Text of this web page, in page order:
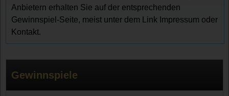
Anbietern erhalten Sie auf der entsprechenden
Gewinnspiel-Seite, meist unter dem Link Impressum oder
Kontakt.
Gewinnspiele